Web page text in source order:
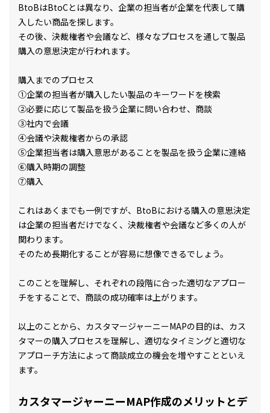
BtoBはBtoCとは異なり、企業の担当者が企業を代表して購
入したい商品を探します。
その後、決裁権者や会議など、様々なプロセスを通して製品
購入の意思決定が行われます。
購入までのプロセス
①企業の担当者が購入したい製品のキーワードを検索
②必要に応じて製品を扱う企業に問い合わせ、商談
③社内で会議
④会議や決裁権者からの承認
⑤企業担当者は購入意思があることを製品を扱う企業に連絡
⑥購入時期の調整
⑦購入
これはあくまでも一例ですが、BtoBにおける購入の意思決定
は企業の担当者だけでなく、決裁権者や会議など多くの人が
関わります。
そのため長期化することが容易に想像できるでしょう。
このことを理解し、それぞれの段階に合った適切なアプロー
チをすることで、商談の成功確率は上がります。
以上のことから、カスタマージャーニーMAPの目的は、カス
タマーの購入プロセスを理解し、適切なタイミングと適切な
アプローチ方法によって商談成立の機会を増やすことといえ
ます。
カスタマージャーニーMAP作成のメリットとデ